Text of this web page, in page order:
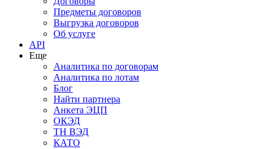
Предметы договоров
Выгрузка договоров
Об услуге
API
Еще
Аналитика по договорам
Аналитика по лотам
Блог
Найти партнера
Анкета ЭЦП
ОКЭД
ТН ВЭД
КАТО